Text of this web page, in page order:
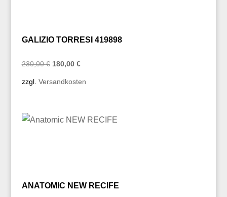
GALIZIO TORRESI 419898
230,00€ Ursprünglicher
war:
180,00 €Aktueller
ist:
zzgl. Versandkosten
ANATOMIC NEW RECIFE